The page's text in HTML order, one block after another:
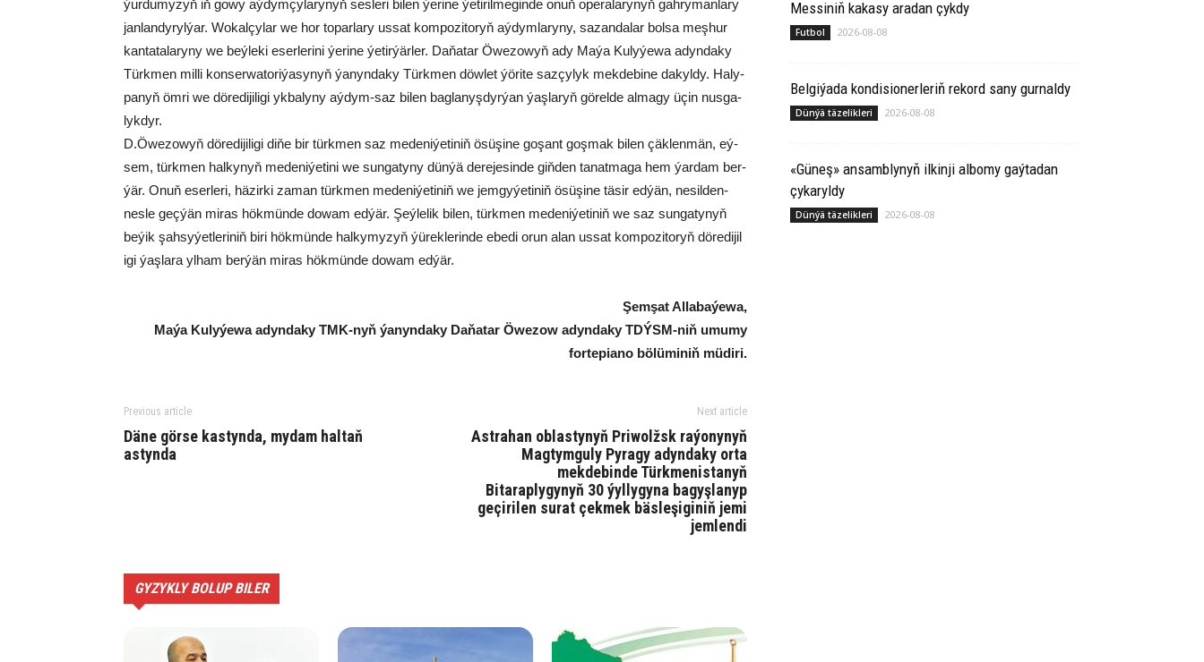
ýur­du­my­zyň iň go­wy aý­dym­çy­la­ry­nyň ses­le­ri bi­len ýe­ri­ne ýe­ti­ril­me­gin­de onuň ope­ra­la­ry­nyň gah­ry­man­la­ry
jan­lan­dy­ryl­ýar. Wo­kal­çy­lar we hor to­par­la­ry us­sat kom­po­zi­to­ryň aý­dym­la­ry­ny, sa­zan­da­lar bol­sa meş­hur
kan­ta­ta­la­ry­ny we beý­le­ki eser­le­ri­ni ýe­ri­ne ýe­tir­ýär­ler. Da­ňa­tar Öwe­zo­wyň ady Ma­ýa Ku­ly­ýe­wa adyn­da­ky
Türk­men mil­li kon­ser­wa­to­ri­ýa­sy­nyň ýa­nyn­da­ky Türk­men döw­let ýö­ri­te saz­çy­lyk mek­de­bi­ne da­kyl­dy. Ha­ly­
pa­nyň öm­ri we dö­re­di­ji­li­gi yk­ba­ly­ny aý­dym-saz bi­len bag­la­nyş­dyr­ýan ýaş­la­ryň gö­rel­de al­ma­gy üçin nus­ga­
lyk­dyr.
D.Öwe­zo­wyň dö­re­di­ji­li­gi di­ňe bir türk­men saz me­de­ni­ýe­ti­niň ösü­şi­ne go­şant goş­mak bi­len çäk­len­män, eý­
sem, türk­men hal­ky­nyň me­de­ni­ýe­ti­ni we sun­ga­ty­ny dün­ýä de­re­je­sin­de giň­den ta­nat­ma­ga hem ýar­dam ber­
ýär. Onuň eser­le­ri, hä­zir­ki za­man türk­men me­de­ni­ýe­ti­niň we jem­gy­ýe­ti­niň ösü­şi­ne tä­sir ed­ýän, ne­sil­den-
nes­le geç­ýän mi­ras hök­mün­de do­wam ed­ýär. Şeý­le­lik bi­len, türk­men me­de­ni­ýe­ti­niň we saz sun­ga­ty­nyň
be­ýik şah­sy­ýet­le­ri­niň bi­ri hök­mün­de hal­ky­my­zyň ýü­rek­le­rin­de ebe­di orun alan us­sat kom­po­zi­to­ryň dö­re­di­ji­l
i­gi ýaş­la­ra yl­ham ber­ýän mi­ras hök­mün­de do­wam ed­ýär.
Şem­şat Al­la­ba­ýe­wa,
Maýa Kulyýewa adyndaky TMK-nyň ýanyndaky Daňatar Öwezow adyndaky TDÝSM-niň umumy
fortepiano bölüminiň müdiri.
Previous article
Däne görse kastynda, mydam haltaň
astynda
Next article
Astrahan oblastynyň Priwolžsk raýonynyň
Magtymguly Pyragy adyndaky orta
mekdebinde Türkmenistanyň
Bitaraplygynyň 30 ýyllygyna bagyşlanyp
geçirilen surat çekmek bäsleşiginiň jemi
jemlendi
GYZYKLY BOLUP BILER
Messiniň kakasy aradan çykdy
Futbol 2026-08-08
Belgiýada kondisionerleriň rekord sany gurnaldy
Dünýä täzelikleri 2026-08-08
«Güneş» ansamblynyň ilkinji albomy gaýtadan
çykaryldy
Dünýä täzelikleri 2026-08-08